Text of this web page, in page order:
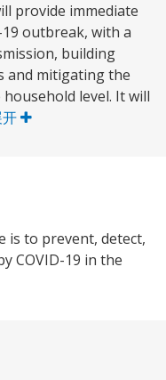
provide immediate
outbreak, with a
building
and mitigating the
level. It will
is to prevent, detect,
COVID-19 in the